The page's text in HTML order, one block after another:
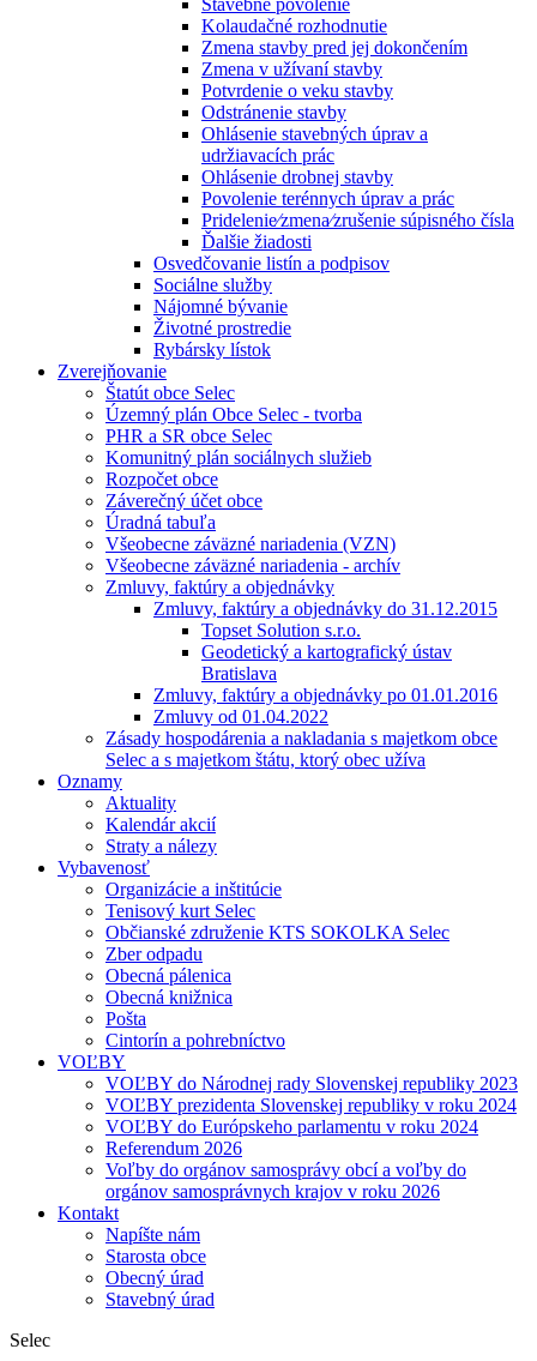
Stavebné povolenie
Kolaudačné rozhodnutie
Zmena stavby pred jej dokončením
Zmena v užívaní stavby
Potvrdenie o veku stavby
Odstránenie stavby
Ohlásenie stavebných úprav a
udržiavacích prác
Ohlásenie drobnej stavby
Povolenie terénnych úprav a prác
Pridelenie⁄zmena⁄zrušenie súpisného čísla
Ďalšie žiadosti
Osvedčovanie listín a podpisov
Sociálne služby
Nájomné bývanie
Životné prostredie
Rybársky lístok
Zverejňovanie
Štatút obce Selec
Územný plán Obce Selec - tvorba
PHR a SR obce Selec
Komunitný plán sociálnych služieb
Rozpočet obce
Záverečný účet obce
Úradná tabuľa
Všeobecne záväzné nariadenia (VZN)
Všeobecne záväzné nariadenia - archív
Zmluvy, faktúry a objednávky
Zmluvy, faktúry a objednávky do 31.12.2015
Topset Solution s.r.o.
Geodetický a kartografický ústav
Bratislava
Zmluvy, faktúry a objednávky po 01.01.2016
Zmluvy od 01.04.2022
Zásady hospodárenia a nakladania s majetkom obce
Selec a s majetkom štátu, ktorý obec užíva
Oznamy
Aktuality
Kalendár akcií
Straty a nálezy
Vybavenosť
Organizácie a inštitúcie
Tenisový kurt Selec
Občianské združenie KTS SOKOLKA Selec
Zber odpadu
Obecná pálenica
Obecná knižnica
Pošta
Cintorín a pohrebníctvo
VOĽBY
VOĽBY do Národnej rady Slovenskej republiky 2023
VOĽBY prezidenta Slovenskej republiky v roku 2024
VOĽBY do Európskeho parlamentu v roku 2024
Referendum 2026
Voľby do orgánov samosprávy obcí a voľby do
orgánov samosprávnych krajov v roku 2026
Kontakt
Napíšte nám
Starosta obce
Obecný úrad
Stavebný úrad
Selec